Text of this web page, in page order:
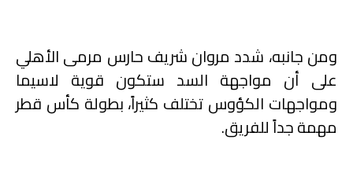
ومن جانبه، شدد مروان شريف حارس مرمى الأهلي
على أن مواجهة السد ستكون قوية لاسيما
ومواجهات الكؤوس تختلف كثيراً، بطولة كأس قطر
مهمة جداً للفريق.